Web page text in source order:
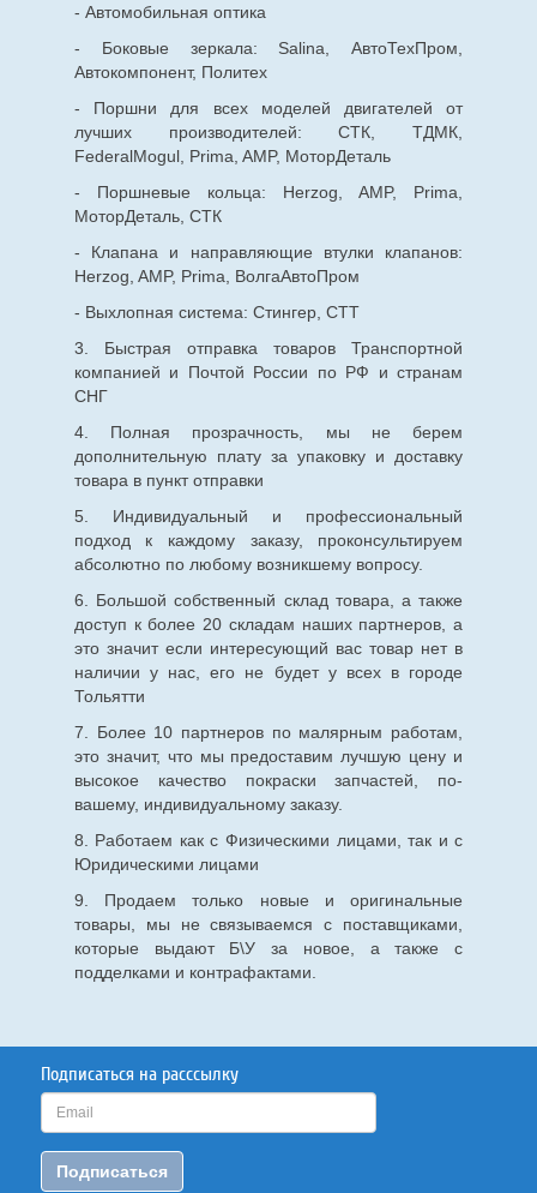
- Автомобильная оптика
- Боковые зеркала: Salina, АвтоТехПром,
Автокомпонент, Политех
- Поршни для всех моделей двигателей от
лучших производителей: СТК, ТДМК,
FederalMogul, Prima, AMP, МоторДеталь
- Поршневые кольца: Herzog, AMP, Prima,
МоторДеталь, СТК
- Клапана и направляющие втулки клапанов:
Herzog, AMP, Prima, ВолгаАвтоПром
- Выхлопная система: Стингер, СТТ
3. Быстрая отправка товаров Транспортной
компанией и Почтой России по РФ и странам
СНГ
4. Полная прозрачность, мы не берем
дополнительную плату за упаковку и доставку
товара в пункт отправки
5. Индивидуальный и профессиональный
подход к каждому заказу, проконсультируем
абсолютно по любому возникшему вопросу.
6. Большой собственный склад товара, а также
доступ к более 20 складам наших партнеров, а
это значит если интересующий вас товар нет в
наличии у нас, его не будет у всех в городе
Тольятти
7. Более 10 партнеров по малярным работам,
это значит, что мы предоставим лучшую цену и
высокое качество покраски запчастей, по-
вашему, индивидуальному заказу.
8. Работаем как с Физическими лицами, так и с
Юридическими лицами
9. Продаем только новые и оригинальные
товары, мы не связываемся с поставщиками,
которые выдают Б\У за новое, а также с
подделками и контрафактами.
Подписаться на расссылку
Подписаться